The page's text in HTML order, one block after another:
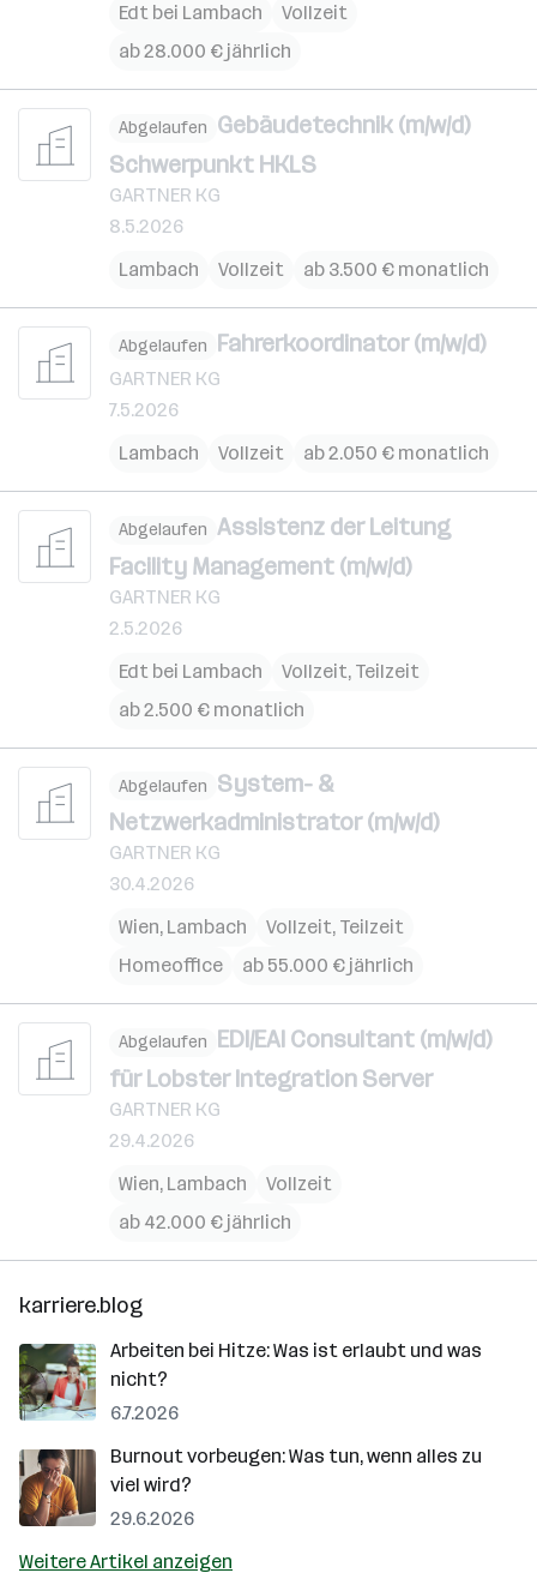
Edt bei Lambach
Vollzeit
ab 28.000 € jährlich
Abgelaufen Gebäudetechnik (m/w/d)
Schwerpunkt HKLS
GARTNER KG
8.5.2026
Lambach
Vollzeit ab 3.500 € monatlich
Abgelaufen Fahrerkoordinator (m/w/d)
GARTNER KG
7.5.2026
Lambach
Vollzeit ab 2.050 € monatlich
Abgelaufen Assistenz der Leitung
Facility Management (m/w/d)
GARTNER KG
2.5.2026
Edt bei Lambach
Vollzeit, Teilzeit
ab 2.500 € monatlich
Abgelaufen System- &
Netzwerkadministrator (m/w/d)
GARTNER KG
30.4.2026
Wien, Lambach
Vollzeit, Teilzeit
Homeoffice
ab 55.000 € jährlich
Abgelaufen EDI/EAI Consultant (m/w/d)
für Lobster Integration Server
GARTNER KG
29.4.2026
Wien, Lambach
Vollzeit
ab 42.000 € jährlich
karriere.blog
Arbeiten bei Hitze: Was ist erlaubt und was
nicht?
6.7.2026
Burnout vorbeugen: Was tun, wenn alles zu
viel wird?
29.6.2026
Weitere Artikel anzeigen